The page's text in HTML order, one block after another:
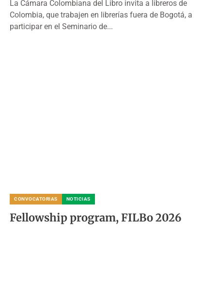
La Cámara Colombiana del Libro invita a libreros de
Colombia, que trabajen en librerías fuera de Bogotá, a
participar en el Seminario de...
CONVOCATORIAS NOTICIAS
Fellowship program, FILBo 2026